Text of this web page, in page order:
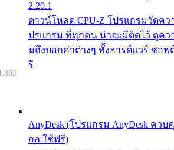
2.20.1
ดาวน์โหลด CPU-Z โปรแกรมวัดคว
ปรแกรม ที่ทุกคน น่าจะมีติดไว้ ดูควา
มถึงบอกค่าต่างๆ ทั้งฮารด์แวร์ ซอฟ
รี
AnyDesk (โปรแกรม AnyDesk คว
กล ใช้ฟรี)